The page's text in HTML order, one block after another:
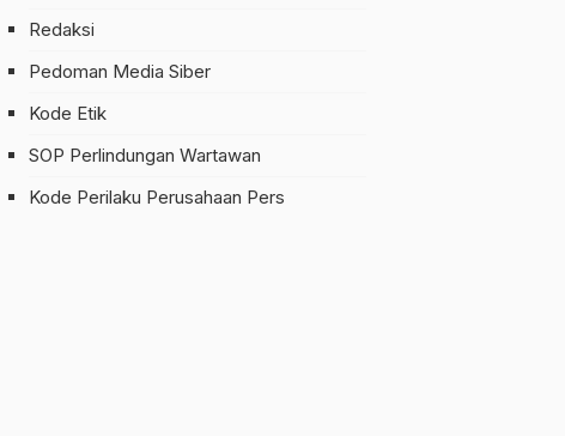
Redaksi
Pedoman Media Siber
Kode Etik
SOP Perlindungan Wartawan
Kode Perilaku Perusahaan Pers